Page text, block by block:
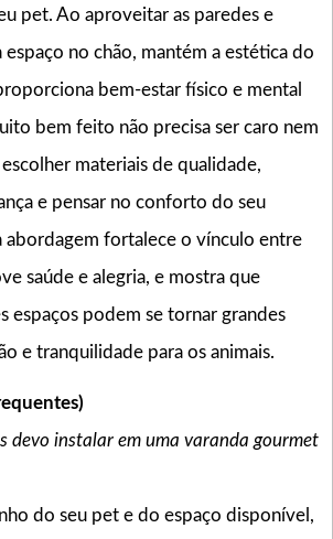
pet. Ao aproveitar as paredes e
no chão, mantém a estética do
bem-estar físico e mental
bem feito não precisa ser caro nem
materiais de qualidade,
e pensar no conforto do seu
abordagem fortalece o vínculo entre
saúde e alegria, e mostra que
espaços podem se tornar grandes
e tranquilidade para os animais.
devo instalar em uma varanda gourmet
do seu pet e do espaço disponível,